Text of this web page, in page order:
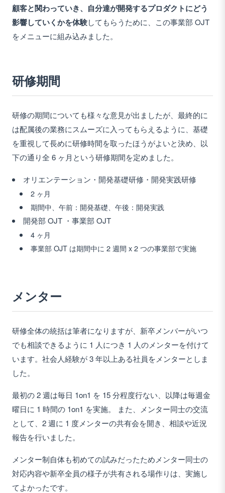
顧客と関わっていき、自分達が開発するプロダクトにどう
影響していくかを体験してもらうために、この事業部 OJT
をメニューに組み込みました。
研修期間
研修の期間についても様々な意見が出ましたが、最終的に
は配属後の業務にスムーズに入ってもらえるように、基礎
を重視して長めに研修時間を取ったほうがよいと決め、以
下の通り全 6 ヶ月という研修期間を定めました。
オリエンテーション・開発基礎研修・開発実践研修
2 ヶ月
期間中、午前：開発基礎、午後：開発実践
開発部 OJT ・事業部 OJT
4 ヶ月
事業部 OJT は期間中に 2 週間 x 2 つの事業部で実施
メンター
研修全体の統括は筆者になりますが、新卒メンバーがいつ
でも相談できるように 1 人につき 1 人のメンターを付けて
います。社会人経験が 3 年以上ある社員をメンターとしま
した。
最初の 2 週は毎日 1on1 を 15 分程度行ない、以降は毎週金
曜日に 1 時間の 1on1 を実施。 また、メンター同士の交流
として、2 週に 1 度メンターの共有会を開き、相談や近況
報告を行いました。
メンター制自体も初めての試みだったためメンター同士の
対応内容や新卒全員の様子が共有される場作りは、実施し
てよかったです。